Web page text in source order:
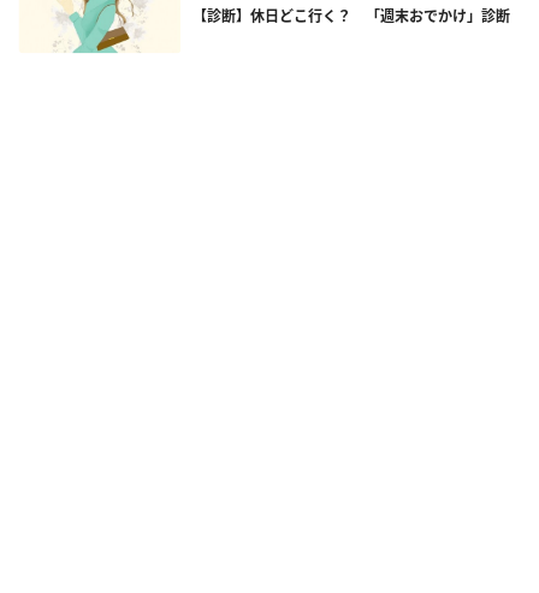
【診断】休日どこ行く？ 「週末おでかけ」診断